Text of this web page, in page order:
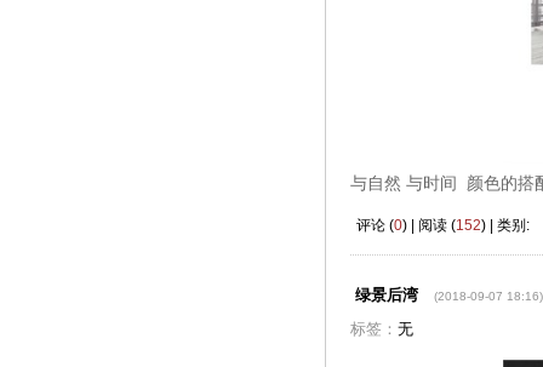
与自然 与时间 颜色的搭
评论 (0) | 阅读 (152) | 类别:
绿景后湾 (2018-09-07 18:16)
标签： 无